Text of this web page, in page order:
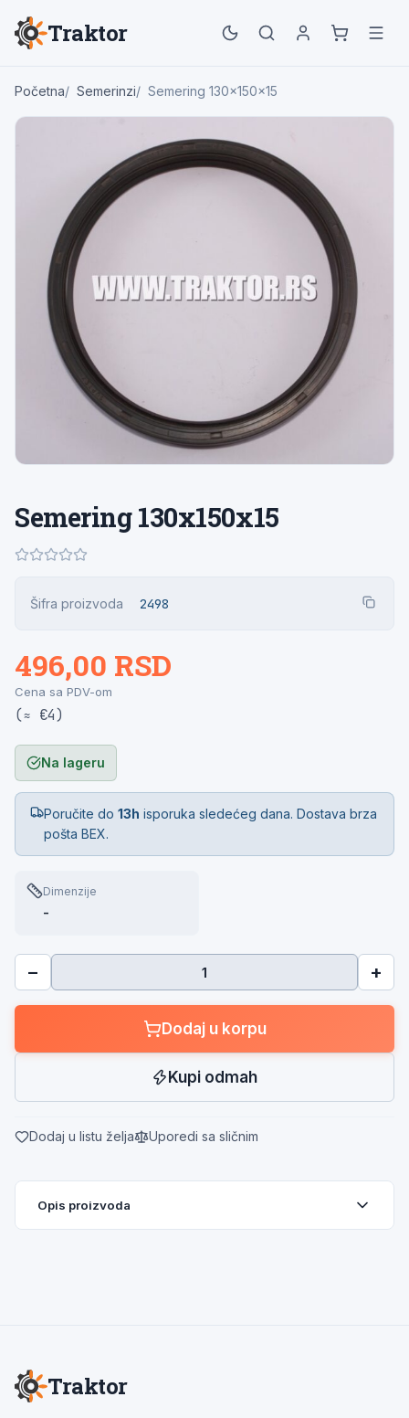
Traktor
Početna Semerinzi Semering 130x150x15
Semering 130x150x15
Šifra proizvoda 2498
496,00 RSD
Cena sa PDV-om
(≈ €4)
Na lageru
Poručite do13h isporuka sledećeg dana. Dostava brza
pošta BEX.
Dimenzije
-
− +
Dodaj u korpu
Kupi odmah
Dodaj u listu želja Uporedi sa sličnim
Opis proizvoda
Traktor